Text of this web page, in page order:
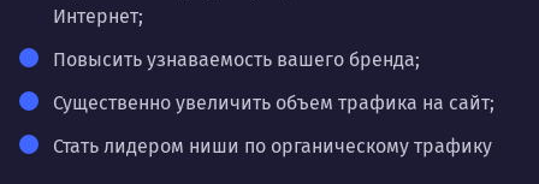
Интернет;
Повысить узнаваемость вашего бренда;
Существенно увеличить объем трафика на сайт;
Стать лидером ниши по органическому трафику